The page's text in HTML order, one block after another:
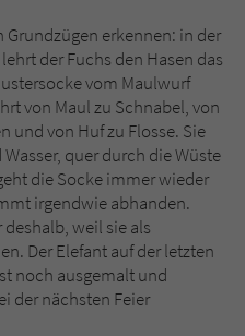
Grundzügen erkennen: in der
der Fuchs den Hasen das
vom Maulwurf
von Maul zu Schnabel, von
und von Huf zu Flosse. Sie
quer durch die Wüste
die Socke immer wieder
irgendwie abhanden.
weil sie als
Der Elefant auf der letzten
noch ausgemalt und
der nächsten Feier